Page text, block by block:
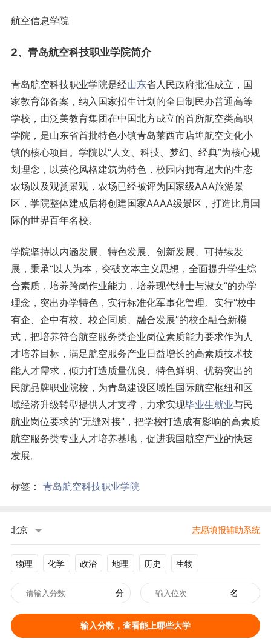
航空信息学院
2、青岛航空科技职业学院简介
青岛航空科技职业学院是经山东省人民政府批准成立，国
家教育部备案，纳入国家招生计划的全日制民办普通高等
学校，由泛美教育集团在中国北方成立的首所航空类高职
学院，是山东省首批特色小镇青岛莱西市店埠航空文化小
镇的核心项目。学院以“人文、科技、梦幻、经典”为核心规
划理念，以英伦风格建筑为特色，校园内拥有超大的生态
农场以及观赏景观，农场已经被评为国家级AAA旅游景
区，学院整体建成后将创建国家AAAA级景区，打造比肩国
际的世界百年名校。
学院坚持以内涵发展、特色发展、创新发展、可持续发
展，秉承“以人为本，突破文本主义思想，全面提升学生综
合素质，培养跨岗作业能力，培养现代绅士与淑女”的办学
理念，突出办学特色，实行标准化军事化管理。实行“校中
有企、企中有校、校企同质、融合发展”的校企融合新模
式，把培养符合航空服务类企业岗位素质能力要求作为人
才培养目标，满足航空服务产业日益增长的高素质技术技
能人才需求，倾力打造质量优良、特色鲜明、优势突出的
民航品牌职业院校，为青岛建设区域性国际航空枢纽和区
域经济升级转型提供人才支撑，力求实现毕业生就业与民
航业岗位要求的“无缝对接”，把学校打造成有影响的高素质
航空服务类专业人才培养基地，促进我国航空产业的快速
发展。
标签： 青岛航空科技职业学院
北京 志愿填报辅助系统
物理 化学 政治 地理 历史 生物
分 名
输入分数，查看能上哪些大学